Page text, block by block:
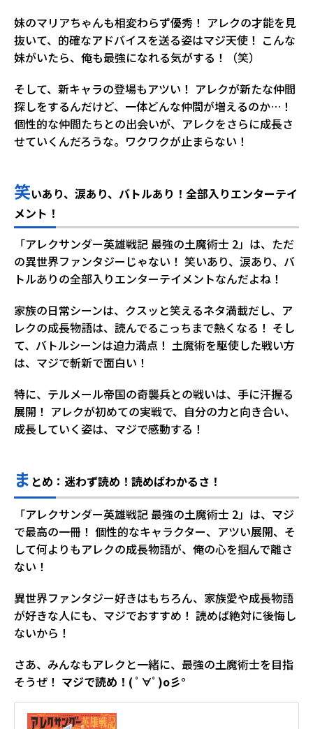
妹のマリアちゃんも相変わらず優秀！ アレクの才能を見
抜いて、的確なアドバイスを送る姿はマジ天使！ こんな
妹がいたら、俺も最強になれる気がする！（笑）
そして、新キャラの登場もアツい！ アレクが新たな仲間
探しをするんだけど、一体どんな仲間が増えるのか…！
個性的な仲間たちとの出会いが、アレクをさらに成長さ
せていくんだろうな。ワクワクが止まらない！
笑いあり、涙あり、バトルあり！全部入りエンターテイ
メント！
「アレクサンダー英雄戦記 最強の土魔術士 2」は、ただ
の異世界ファンタジーじゃない！ 笑いあり、涙あり、バ
トルありの全部入りエンターテイメントなんだよね！
家族の日常シーンは、クスッと笑えるネタ満載だし、ア
レクの成長物語は、読んでるこっちまで熱くなる！ そし
て、バトルシーンは迫力満点！ 土魔術を駆使した戦い方
は、マジで斬新で面白い！
特に、テルメール帝国の奇襲兵との戦いは、手に汗握る
展開！ アレクが初めての実戦で、自分の力と向き合い、
成長していく姿は、マジで感動する！
ま とめ：迷わず読め！読めばわかるさ！
「アレクサンダー英雄戦記 最強の土魔術士 2」は、マジ
で最高の一冊！ 個性的なキャラクター、アツい展開、そ
して何よりもアレクの成長物語が、俺の心を掴んで離さ
ない！
異世界ファンタジー好きはもちろん、家族愛や成長物語
が好きな人にも、マジでおすすめ！ 読めば絶対に後悔し
ないから！
さあ、みんなもアレクと一緒に、最強の土魔術士を目指
そうぜ！ マジで読め！( ﾟ∀ﾟ)o彡°